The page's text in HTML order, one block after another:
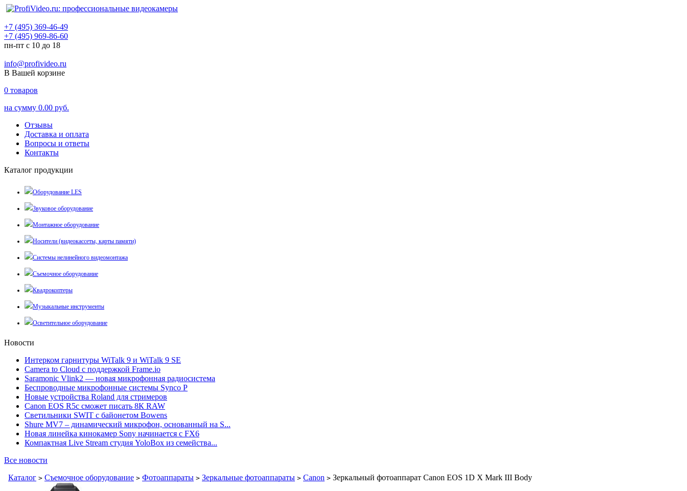
+7 (495) 369-46-49
+7 (495) 969-86-60
пн-пт с 10 до 18
info@profivideo.ru
В Вашей корзине
0 товаров
на сумму 0.00 руб.
Отзывы
Доставка и оплата
Вопросы и ответы
Контакты
Каталог продукции
Оборудование LES
Звуковое оборудование
Монтажное оборудование
Носители (видеокассеты, карты памяти)
Системы нелинейного видеомонтажа
Съемочное оборудование
Квадрокоптеры
Музыкальные инструменты
Осветительное оборудование
Новости
Интерком гарнитуры WiTalk 9 и WiTalk 9 SE
Camera to Cloud с поддержкой Frame.io
Saramonic Vlink2 — новая микрофонная радиосистема
Беспроводные микрофонные системы Synco P
Новые устройства Roland для стримеров
Canon EOS R5c сможет писать 8К RAW
Светильники SWIT с байонетом Bowens
Shure MV7 – динамический микрофон, основанный на S...
Новая линейка кинокамер Sony начинается с FX6
Компактная Live Stream студия YoloBox из семейства...
Все новости
Каталог > Съемочное оборудование > Фотоаппараты > Зеркальные фотоаппараты > Canon > Зеркальный фотоаппарат Canon EOS 1D X Mark III Body